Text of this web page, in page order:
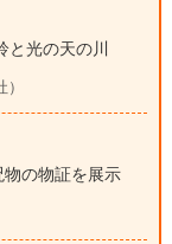
光の天の川
の物証を展示